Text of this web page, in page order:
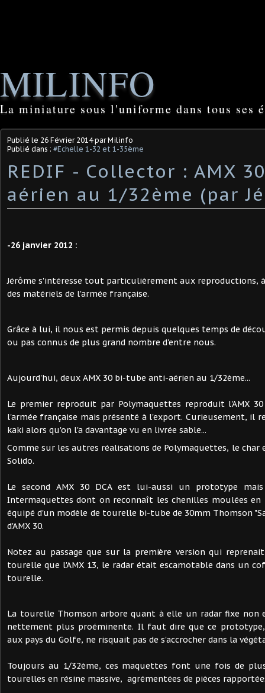
MILINFO
La miniature sous l'uniforme dans tous ses
Publié le 26 Février 2014par Milinfo
Publié dans : #Echelle 1-32 et 1-35ème
REDIF - Collector : AMX
aérien au 1/32ème (par
-26 janvier 2012 :
Jérôme s'intéresse tout particulièrement aux reproductions,
des matériels de l'armée française.
Grâce à lui, il nous est permis depuis quelques temps de
ou pas connus de plus grand nombre d'entre nous.
Aujourd'hui, deux AMX 30 bi-tube anti-aérien au 1/32ème...
Le premier reproduit par Polymaquettes reproduit l'AMX
l'armée française mais présenté à l'export. Curieusement, il
kaki alors qu'on l'a davantage vu en livrée sable...
Comme sur les autres réalisations de Polymaquettes, le char
Solido.
Le second AMX 30 DCA est lui-aussi un prototype
Intermaquettes dont on reconnaît les chenilles moulées
équipé d'un modèle de tourelle bi-tube de 30mm Thomson
d'AMX 30.
Notez au passage que sur la première version qui
tourelle que l'AMX 13, le radar était escamotable dans un
tourelle.
La tourelle Thomson arbore quant à elle un radar fixe non
nettement plus proéminente. Il faut dire que ce
aux pays du Golfe, ne risquait pas de s'accrocher dans la
Toujours au 1/32ème, ces maquettes font une fois de
tourelles en résine massive, agrémentées de pièces